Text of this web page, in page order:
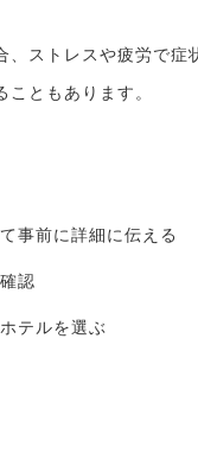
、ストレスや疲労で
こともあります。
事前に詳細に伝える
認
テルを選ぶ